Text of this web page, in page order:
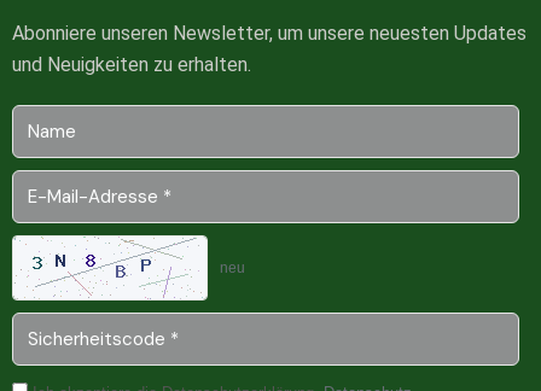
Abonniere unseren Newsletter, um unsere neuesten Updates
und Neuigkeiten zu erhalten.
neu